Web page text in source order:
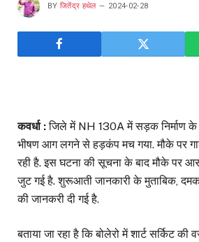
BY जितेंद्र हथेल 2024-02-28
कवर्धा :जिले में NH 130A में सड़क निर्माण के
भीषण आग लगने से हड़कंप मच गया. मौके पर
रही है. इस घटना की सूचना के बाद मौके पर
जुट गई है. शुरूआती जानकारी के मुताबिक,
की जानकरी दी गई है.
बताया जा रहा है कि बोलेरो में शार्ट सर्किट